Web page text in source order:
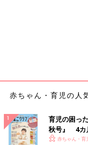
赤ちゃん・育児の人
育児の困っ
秋号』 4カ
いっぱい！
赤ちゃん・育